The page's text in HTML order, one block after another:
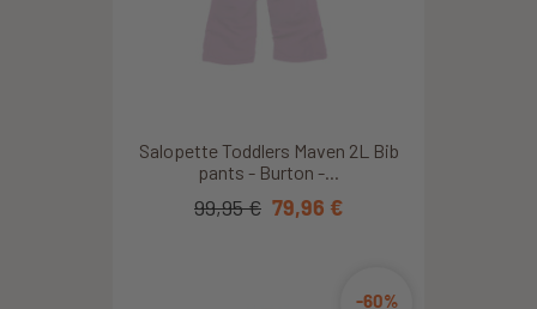
Salopette Toddlers Maven 2L Bib
pants - Burton -...
99,95 € 79,96 €
-60%